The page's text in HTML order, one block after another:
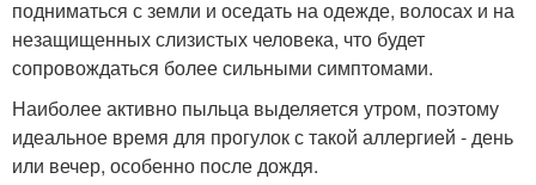
подниматься с земли и оседать на одежде, волосах и на
незащищенных слизистых человека, что будет
сопровождаться более сильными симптомами.
Наиболее активно пыльца выделяется утром, поэтому
идеальное время для прогулок с такой аллергией - день
или вечер, особенно после дождя.